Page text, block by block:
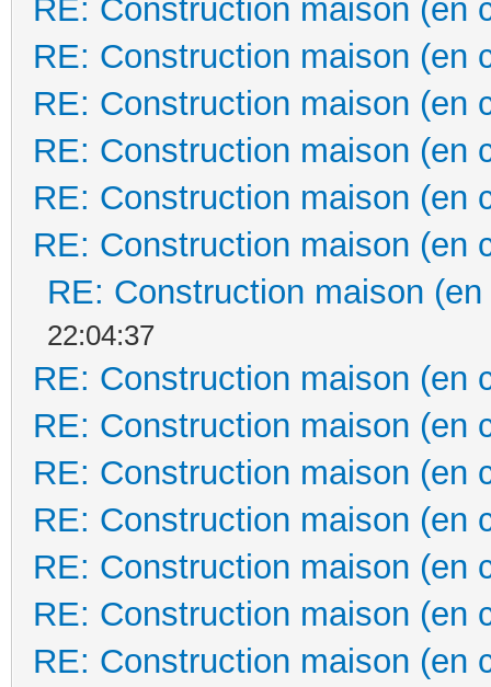
RE: Construction maison (en
RE: Construction maison (en
RE: Construction maison (en
RE: Construction maison (en
RE: Construction maison (en
RE: Construction maison (en
RE: Construction maison
22:04:37
RE: Construction maison (en
RE: Construction maison (en
RE: Construction maison (en
RE: Construction maison (en
RE: Construction maison (en
RE: Construction maison (en
RE: Construction maison (en